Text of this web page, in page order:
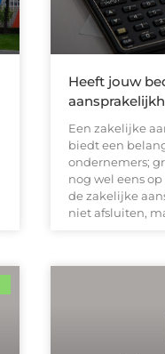
Heeft jouw
Een zakelijke
biedt een
ondernemers;
nog wel eens
de zakelijke
niet afsluiten,